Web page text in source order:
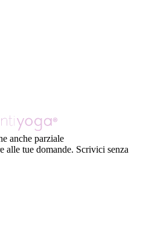
anche parziale
alle tue domande. Scrivici senza